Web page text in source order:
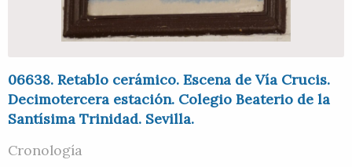
06638. Retablo cerámico. Escena de Vía Crucis.
Decimotercera estación. Colegio Beaterio de la
Santísima Trinidad. Sevilla.
Cronología